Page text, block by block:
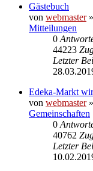
Gästebuch
von webmaster»
Mitteilungen
0
44223
Letzter
Edeka-Markt
von webmaster»
Gemeinschaften
0
40762
Letzter